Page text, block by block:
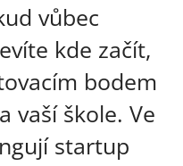
vůbec
kde začít,
bodem
vaší škole. Ve
startup